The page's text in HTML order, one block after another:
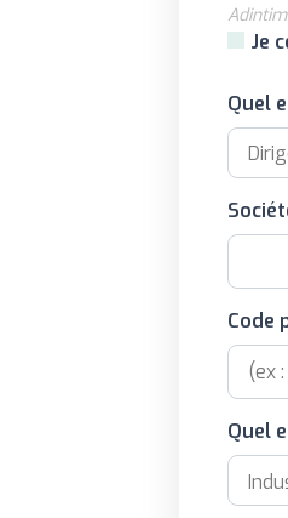
Je
Quel
Code
Quel